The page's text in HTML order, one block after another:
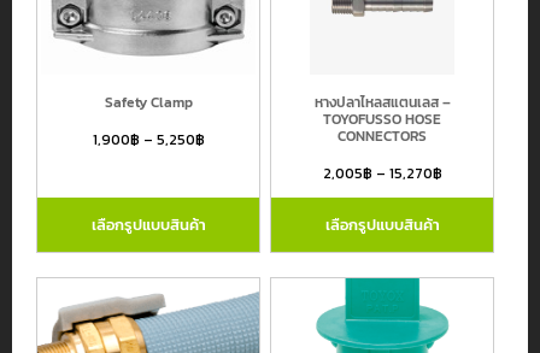
สายยางอุตสาหกรรม
สายไฮดรอลิค
สายเฟล็กซ์สเตนเลส
สายยางและข้อต่ออื่นๆ
แบรนด์
Atlantiz
Safety Clamp
1,900฿ – 5,250฿
เลือกรูปแบบสินค้า
หางปลาไหลสแตนเลส –
TOYOFUSSO HOSE
CONNECTORS
2,005฿ – 15,270฿
เลือกรูปแบบสินค้า